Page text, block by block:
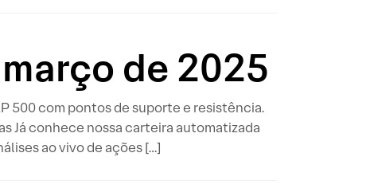
de 2025
500 com pontos de suporte e resistência.
Já conhece nossa carteira automatizada
ao vivo de ações […]